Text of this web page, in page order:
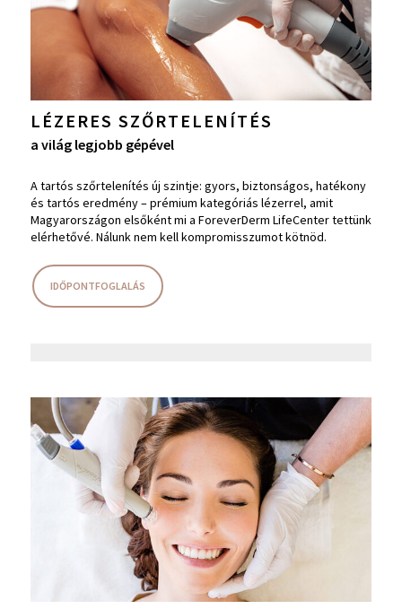
LÉZERES SZŐRTELENÍTÉS
a világ legjobb gépével
A tartós szőrtelenítés új szintje: gyors, biztonságos, hatékony
és tartós eredmény – prémium kategóriás lézerrel, amit
Magyarországon elsőként mi a ForeverDerm LifeCenter tettünk
elérhetővé. Nálunk nem kell kompromisszumot kötnöd.
IDŐPONTFOGLALÁS